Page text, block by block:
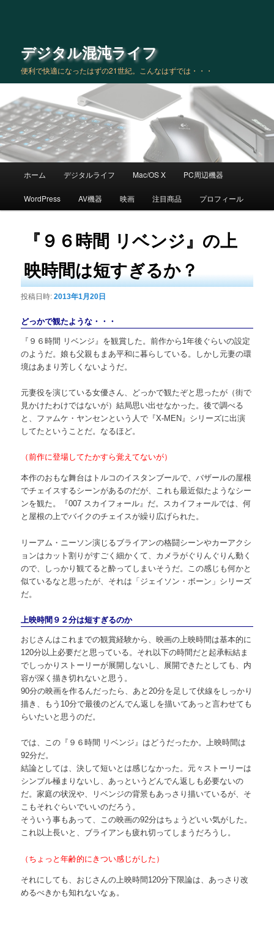
デジタル混沌ライフ
便利で快適になったはずの21世紀。こんなはずでは・・・
メインコンテンツへ移動
サブコンテンツへ移動
ホーム デジタルライフ Mac/OS X PC周辺機器
WordPress AV機器 映画 注目商品 プロフィール
『９６時間 リベンジ』の上
映時間は短すぎるか？
投稿日時:2013年1月20日
どっかで観たような・・・
『９６時間 リベンジ』を観賞した。前作から1年後ぐらいの設定
のようだ。娘も父親もまあ平和に暮らしている。しかし元妻の環
境はあまり芳しくないようだ。
元妻役を演じている女優さん、どっかで観たぞと思ったが（街で
見かけたわけではないが）結局思い出せなかった。後で調べる
と、ファムケ・ヤンセンという人で『X-MEN』シリーズに出演
してたということだ。なるほど。
（前作に登場してたかすら覚えてないが）
本作のおもな舞台はトルコのイスタンブールで、バザールの屋根
でチェイスするシーンがあるのだが、これも最近似たようなシー
ンを観た。『007 スカイフォール』だ。スカイフォールでは、何
と屋根の上でバイクのチェイスが繰り広げられた。
リーアム・ニーソン演じるブライアンの格闘シーンやカーアクシ
ョンはカット割りがすごく細かくて、カメラがぐりんぐりん動く
ので、しっかり観てると酔ってしまいそうだ。この感じも何かと
似ているなと思ったが、それは「ジェイソン・ボーン」シリーズ
だ。
上映時間９２分は短すぎるのか
おじさんはこれまでの観賞経験から、映画の上映時間は基本的に
120分以上必要だと思っている。それ以下の時間だと起承転結ま
でしっかりストーリーが展開しないし、展開できたとしても、内
容が深く描き切れないと思う。
90分の映画を作るんだったら、あと20分を足して伏線をしっかり
描き、もう10分で最後のどんでん返しを描いてあっと言わせても
らいたいと思うのだ。
では、この『９６時間 リベンジ』はどうだったか。上映時間は
92分だ。
結論としては、決して短いとは感じなかった。元々ストーリーは
シンプル極まりないし、あっというどんでん返しも必要ないの
だ。家庭の状況や、リベンジの背景もあっさり描いているが、そ
こもそれぐらいでいいのだろう。
そういう事もあって、この映画の92分はちょうどいい気がした。
これ以上長いと、ブライアンも疲れ切ってしまうだろうし。
（ちょっと年齢的にきつい感じがした）
それにしても、おじさんの上映時間120分下限論は、あっさり改
めるべきかも知れないなぁ。